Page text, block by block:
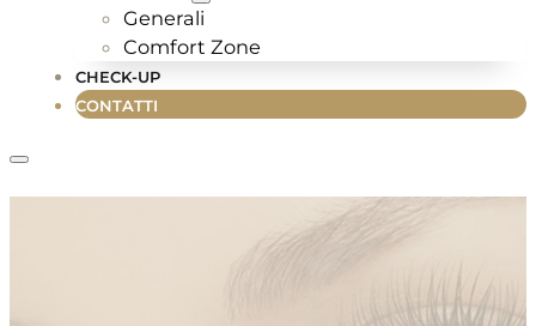
Generali
Comfort Zone
CHECK-UP
CONTATTI